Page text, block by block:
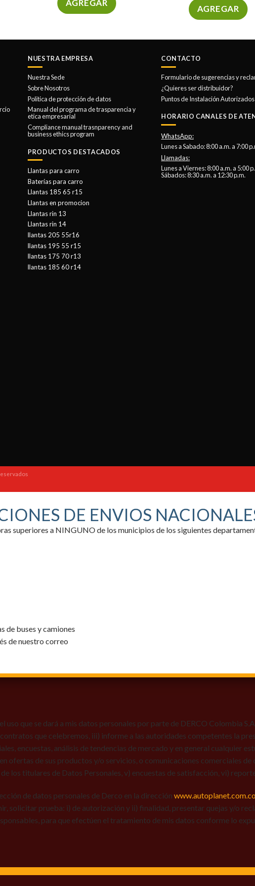
AGREGAR
tiene
se
pueden
en
página
AGREGAR
NUESTRA EMPRESA
Nuestra Sede
Sobre Nosotros
Politica de protección de datos
Manual del programa de trasparencia y
etica empresarial
Compliance manual trasnparency and
business ethics program
PRODUCTOS DESTACADOS
Llantas para carro
Baterías para carro
Llantas 185 65 r15
Llantas en promocion
Llantas rin 13
Llantas rin 14
llantas 205 55r16
llantas 195 55 r15
llantas 175 70 r13
llantas 185 60 r14
CONTACTO
Formulario de sugerencias y
¿Quieres ser distribuidor?
Puntos de Instalación Autorizados
HORARIO CANALES DE
WhatsApp:
Lunes a Sabado: 8:00 a.m. a 7:00
Llamadas:
Lunes a Viernes: 8:00 a.m. a 5:00
Sábados: 8:30 a.m. a 12:30 p.m.
DE ENVIOS
superiores a NINGUNO de los municipios de los siguientes
de buses y camiones
de nuestro correo
que se dará a mis datos personales por parte de DERCO Colombia
que celebremos, iii) informe a las autoridades competentes la
encuestas, análisis de tendencias de mercado y en general cualquier
ofertas de sus productos y/o servicios, o comunicaciones comerciales
los titulares de Datos Personales, v) encuestas de satisfacción, vi)
de datos personales de Derco en la dirección www.autoplanet.com.co
solicitar prueba: i) de autorización y ii) finalidad, presentar quejas y/o
para que efectúen el tratamiento de mis datos conforme lo